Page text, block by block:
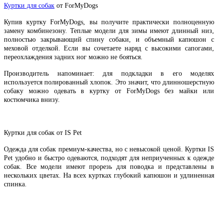
Куртки для собак от ForMyDogs
Купив куртку ForMyDogs, вы получите практически полноценную
замену комбинезону. Теплые модели для зимы имеют длинный низ,
полностью закрывающий спину собаки, и объемный капюшон с
меховой отделкой. Если вы сочетаете наряд с высокими сапогами,
переохлаждения задних ног можно не бояться.
Производитель напоминает: для подкладки в его моделях
используется полированный хлопок. Это значит, что длинношерстную
собаку можно одевать в куртку от ForMyDogs без майки или
костюмчика внизу.
Куртки для собак от IS Pet
Одежда для собак премиум-качества, но с невысокой ценой. Куртки IS
Pet удобно и быстро одеваются, подходят для неприученных к одежде
собак. Все модели имеют прорезь для поводка и представлены в
нескольких цветах. На всех куртках глубокий капюшон и удлиненная
спинка.